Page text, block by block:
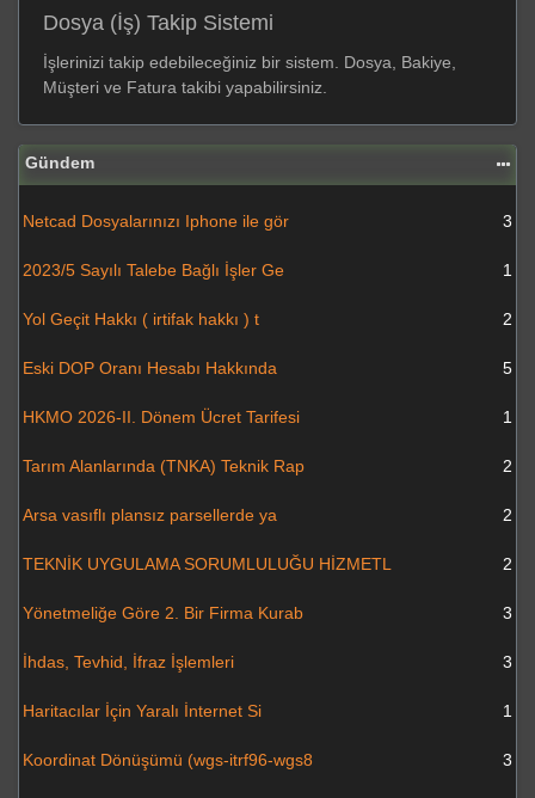
Dosya (İş) Takip Sistemi
İşlerinizi takip edebileceğiniz bir sistem. Dosya, Bakiye,
Müşteri ve Fatura takibi yapabilirsiniz.
Gündem
Netcad Dosyalarınızı Iphone ile gör 3
2023/5 Sayılı Talebe Bağlı İşler Ge 1
Yol Geçit Hakkı ( irtifak hakkı ) t 2
Eski DOP Oranı Hesabı Hakkında 5
HKMO 2026-II. Dönem Ücret Tarifesi 1
Tarım Alanlarında (TNKA) Teknik Rap 2
Arsa vasıflı plansız parsellerde ya 2
TEKNİK UYGULAMA SORUMLULUĞU HİZMETL 2
Yönetmeliğe Göre 2. Bir Firma Kurab 3
İhdas, Tevhid, İfraz İşlemleri 3
Haritacılar İçin Yaralı İnternet Si 1
Koordinat Dönüşümü (wgs-itrf96-wgs8 3